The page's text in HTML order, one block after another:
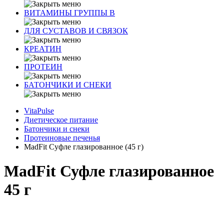
ВИТАМИНЫ ГРУППЫ В
ДЛЯ СУСТАВОВ И СВЯЗОК
КРЕАТИН
ПРОТЕИН
БАТОНЧИКИ И СНЕКИ
VitaPulse
Диетическое питание
Батончики и снеки
Протеиновые печенья
MadFit Суфле глазированное (45 г)
MadFit Суфле глазированное
45 г